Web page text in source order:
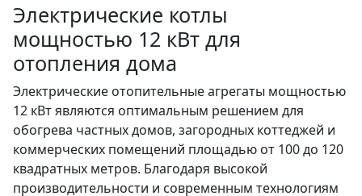
Электрические котлы
мощностью 12 кВт для
отопления дома
Электрические отопительные агрегаты мощностью
12 кВт являются оптимальным решением для
обогрева частных домов, загородных коттеджей и
коммерческих помещений площадью от 100 до 120
квадратных метров. Благодаря высокой
производительности и современным технологиям